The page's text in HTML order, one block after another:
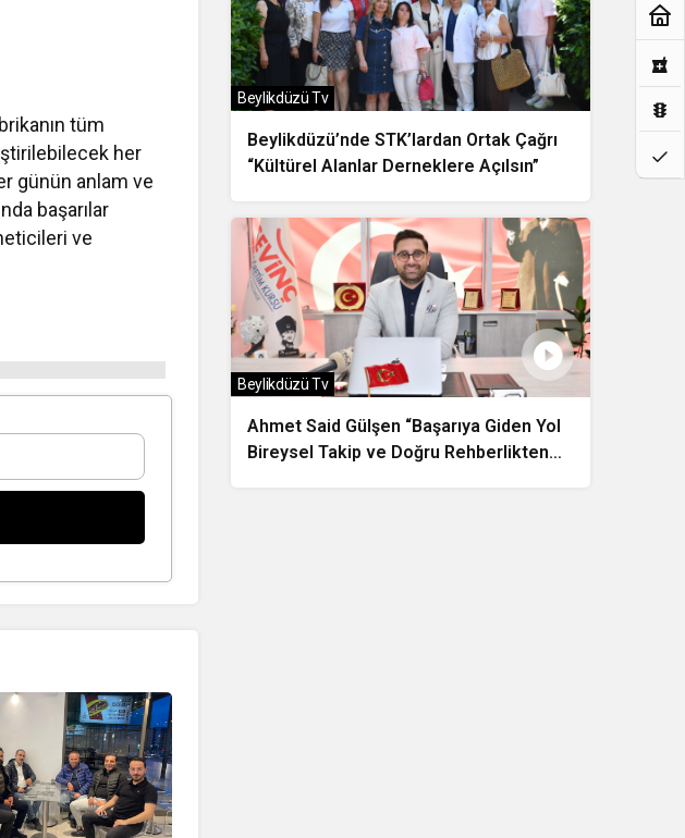
tüm
her
günün anlam ve
başarılar
ve
Beylikdüzü’nde STK’lardan Ortak Çağrı
“Kültürel Alanlar Derneklere Açılsın”
Beylikdüzü Tv
Ahmet Said Gülşen “Başarıya Giden Yol
Bireysel Takip ve Doğru Rehberlikten
Beylikdüzü Tv